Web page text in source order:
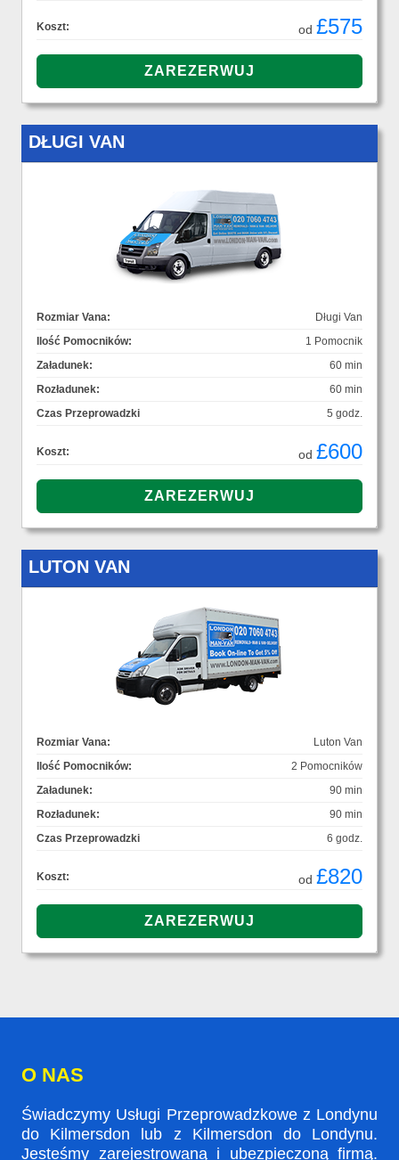
Koszt: od £575
DŁUGI VAN
Rozmiar Vana:
Długi Van
Ilość Pomocników:
1 Pomocnik
Załadunek:
60 min
Rozładunek:
60 min
Czas Przeprowadzki
5 godz.
Koszt: od £600
LUTON VAN
Rozmiar Vana:
Luton Van
Ilość Pomocników:
2 Pomocników
Załadunek:
90 min
Rozładunek:
90 min
Czas Przeprowadzki
6 godz.
Koszt: od £820
O NAS
Świadczymy Usługi Przeprowadzkowe z Londynu
do Kilmersdon lub z Kilmersdon do Londynu.
Jesteśmy zarejestrowaną i ubezpieczoną firmą.